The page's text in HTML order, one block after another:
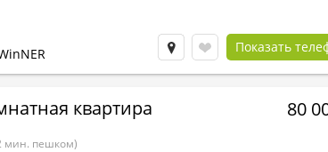
Показать
квартира
мин. пешком)
80